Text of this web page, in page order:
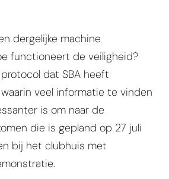
dergelijke machine
functioneert de veiligheid?
dat SBA heeft
veel informatie te vinden
is om naar de
die is gepland op 27 juli
bij het clubhuis met